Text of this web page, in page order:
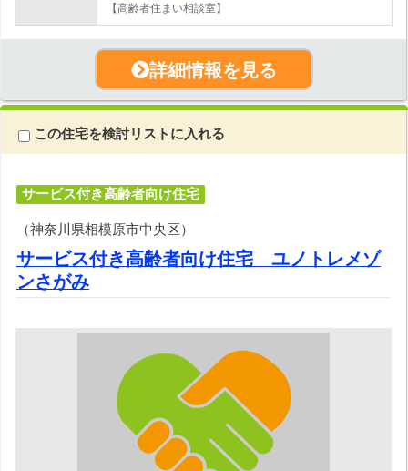
【高齢者住まい相談室】
詳細情報を見る
この住宅を検討リストに入れる
サービス付き高齢者向け住宅
（神奈川県相模原市中央区）
サービス付き高齢者向け住宅 ユノトレメゾ
ンさがみ